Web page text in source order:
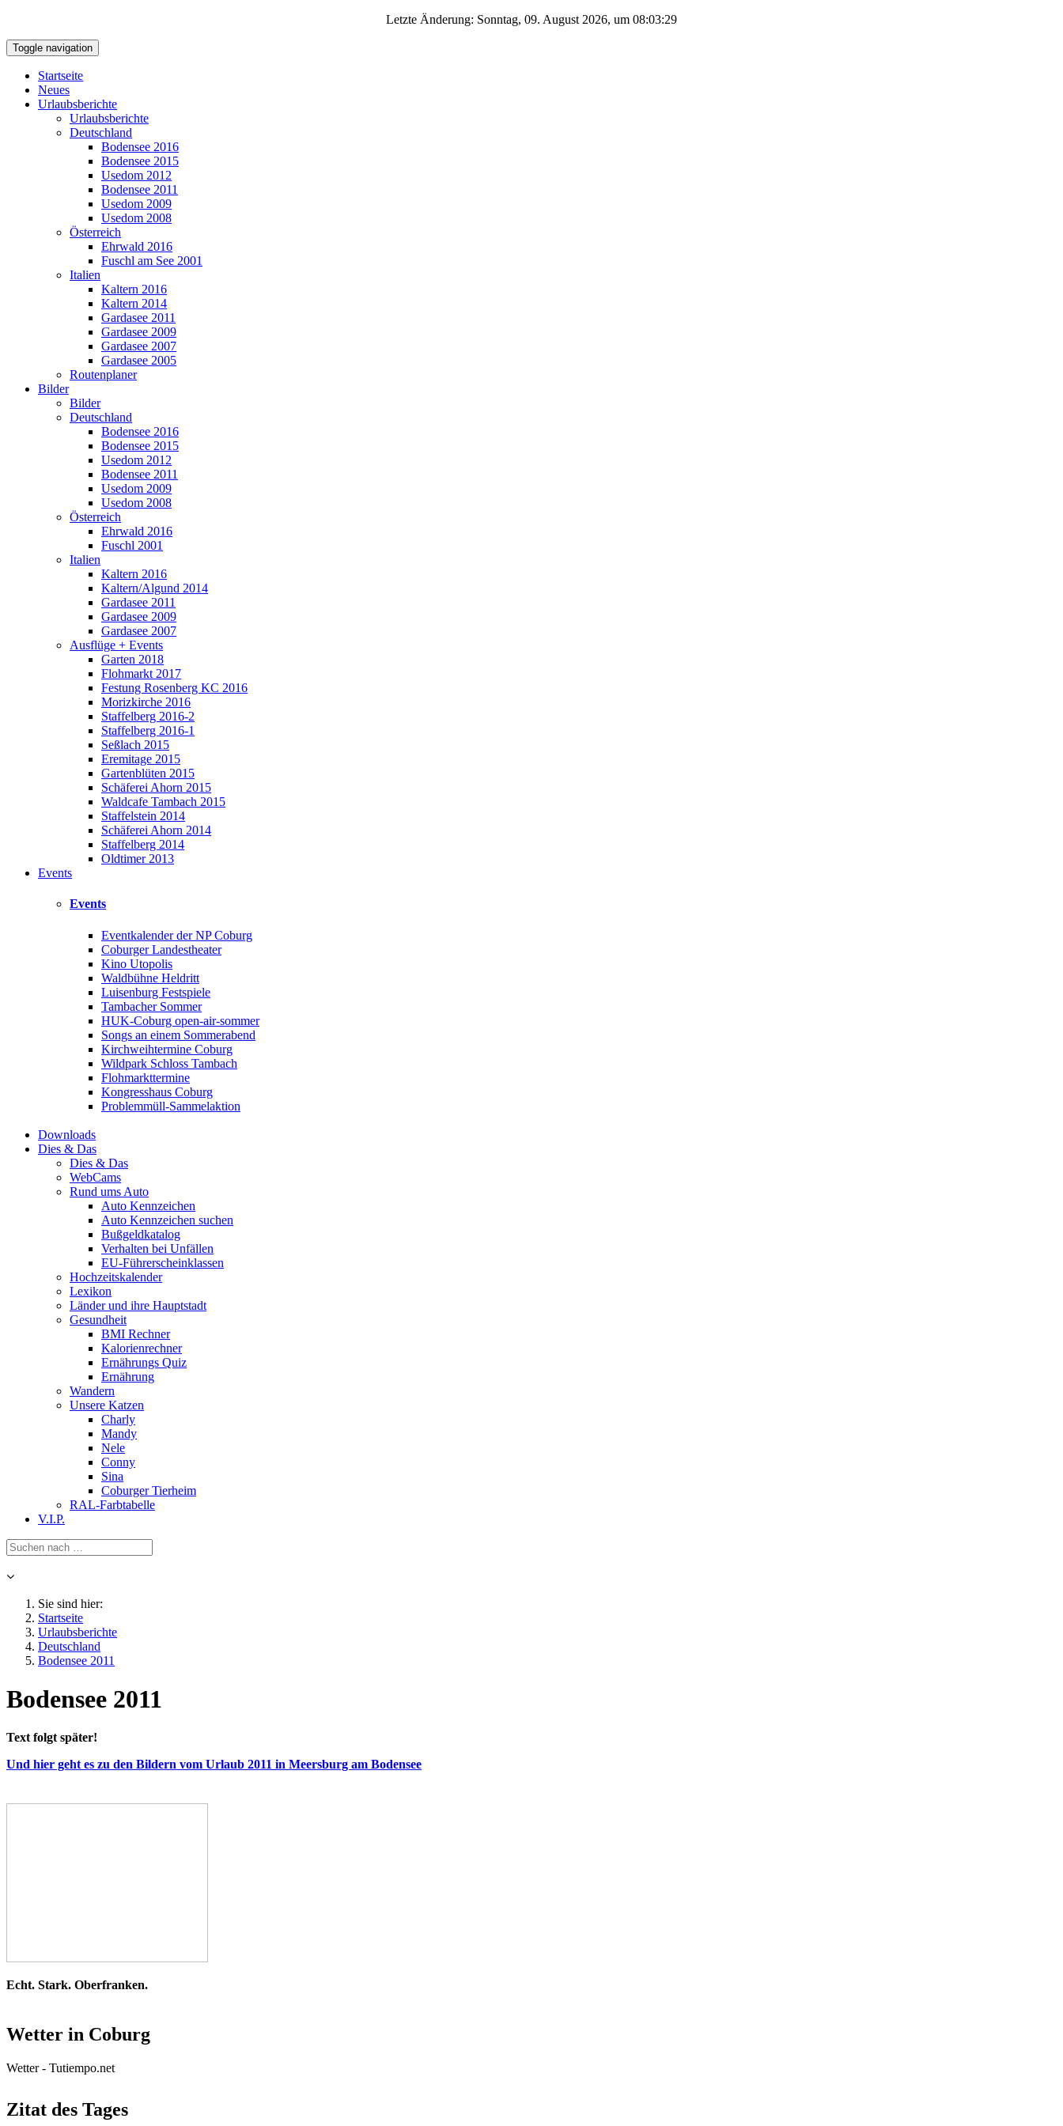
Letzte Änderung: Sonntag, 09. August 2026, um 08:03:29
Toggle navigation
Startseite
Neues
Urlaubsberichte
Urlaubsberichte
Deutschland
Bodensee 2016
Bodensee 2015
Usedom 2012
Bodensee 2011
Usedom 2009
Usedom 2008
Österreich
Ehrwald 2016
Fuschl am See 2001
Italien
Kaltern 2016
Kaltern 2014
Gardasee 2011
Gardasee 2009
Gardasee 2007
Gardasee 2005
Routenplaner
Bilder
Bilder
Deutschland
Bodensee 2016
Bodensee 2015
Usedom 2012
Bodensee 2011
Usedom 2009
Usedom 2008
Österreich
Ehrwald 2016
Fuschl 2001
Italien
Kaltern 2016
Kaltern/Algund 2014
Gardasee 2011
Gardasee 2009
Gardasee 2007
Ausflüge + Events
Garten 2018
Flohmarkt 2017
Festung Rosenberg KC 2016
Morizkirche 2016
Staffelberg 2016-2
Staffelberg 2016-1
Seßlach 2015
Eremitage 2015
Gartenblüten 2015
Schäferei Ahorn 2015
Waldcafe Tambach 2015
Staffelstein 2014
Schäferei Ahorn 2014
Staffelberg 2014
Oldtimer 2013
Events
Events
Eventkalender der NP Coburg
Coburger Landestheater
Kino Utopolis
Waldbühne Heldritt
Luisenburg Festspiele
Tambacher Sommer
HUK-Coburg open-air-sommer
Songs an einem Sommerabend
Kirchweihtermine Coburg
Wildpark Schloss Tambach
Flohmarkttermine
Kongresshaus Coburg
Problemmüll-Sammelaktion
Downloads
Dies & Das
Dies & Das
WebCams
Rund ums Auto
Auto Kennzeichen
Auto Kennzeichen suchen
Bußgeldkatalog
Verhalten bei Unfällen
EU-Führerscheinklassen
Hochzeitskalender
Lexikon
Länder und ihre Hauptstadt
Gesundheit
BMI Rechner
Kalorienrechner
Ernährungs Quiz
Ernährung
Wandern
Unsere Katzen
Charly
Mandy
Nele
Conny
Sina
Coburger Tierheim
RAL-Farbtabelle
V.I.P.
Sie sind hier:
Startseite
Urlaubsberichte
Deutschland
Bodensee 2011
Bodensee 2011
Text folgt später!
Und hier geht es zu den Bildern vom Urlaub 2011 in Meersburg am Bodensee
Echt. Stark. Oberfranken.
Wetter in Coburg
Wetter - Tutiempo.net
Zitat des Tages